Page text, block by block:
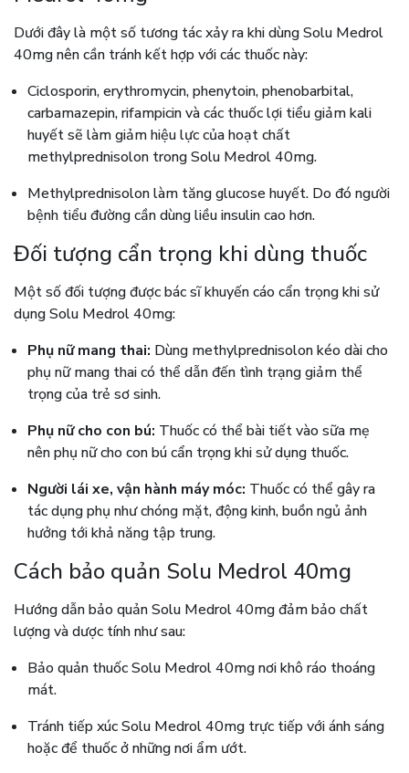
Dưới đây là một số tương tác xảy ra khi dùng Solu Medrol
40mg nên cần tránh kết hợp với các thuốc này:
Ciclosporin, erythromycin, phenytoin, phenobarbital,
carbamazepin, rifampicin và các thuốc lợi tiểu giảm kali
huyết sẽ làm giảm hiệu lực của hoạt chất
methylprednisolon trong Solu Medrol 40mg.
Methylprednisolon làm tăng glucose huyết. Do đó người
bệnh tiểu đường cần dùng liều insulin cao hơn.
Đối tượng cẩn trọng khi dùng thuốc
Một số đối tượng được bác sĩ khuyến cáo cẩn trọng khi sử
dụng Solu Medrol 40mg:
Phụ nữ mang thai: Dùng methylprednisolon kéo dài cho
phụ nữ mang thai có thể dẫn đến tình trạng giảm thể
trọng của trẻ sơ sinh.
Phụ nữ cho con bú: Thuốc có thể bài tiết vào sữa mẹ
nên phụ nữ cho con bú cẩn trọng khi sử dụng thuốc.
Người lái xe, vận hành máy móc: Thuốc có thể gây ra
tác dụng phụ như chóng mặt, động kinh, buồn ngủ ảnh
hưởng tới khả năng tập trung.
Cách bảo quản Solu Medrol 40mg
Hướng dẫn bảo quản Solu Medrol 40mg đảm bảo chất
lượng và dược tính như sau:
Bảo quản thuốc Solu Medrol 40mg nơi khô ráo thoáng
mát.
Tránh tiếp xúc Solu Medrol 40mg trực tiếp với ánh sáng
hoặc để thuốc ở những nơi ẩm ướt.